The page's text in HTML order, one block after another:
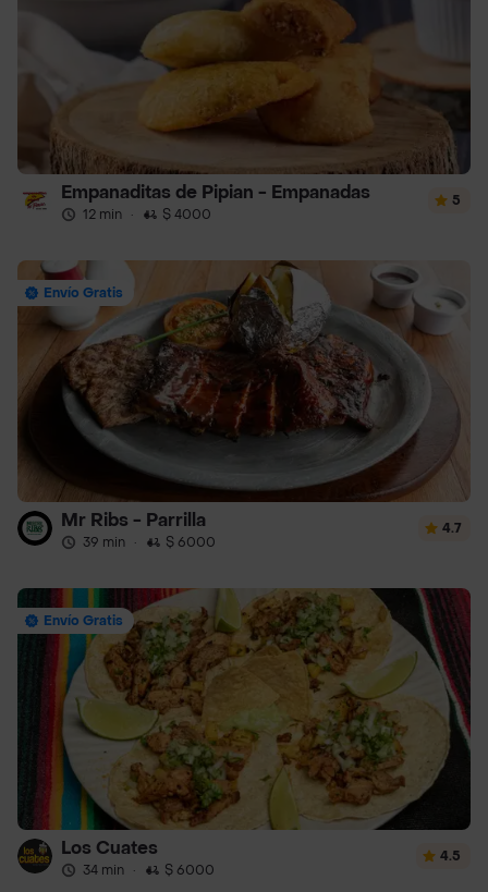
Empanaditas de Pipian - Empanadas
12 min · $ 4000
5
Envío Gratis
Mr Ribs - Parrilla
39 min · $ 6000
4.7
Envío Gratis
Los Cuates
34 min · $ 6000
4.5